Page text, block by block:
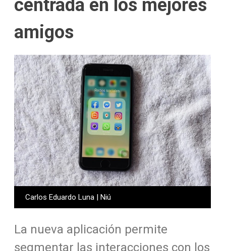
centrada en los mejores
amigos
Carlos Eduardo Luna | Niú
La nueva aplicación permite
segmentar las interacciones con los